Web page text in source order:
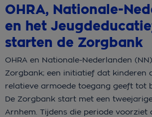
OHRA, Nationale-
en het
starten de Zorgbank
OHRA en Nationale-Nederlanden
Zorgbank; een initiatief dat kinderen
relatieve armoede toegang geeft tot
De Zorgbank start met een
Arnhem. Tijdens die periode voorziet